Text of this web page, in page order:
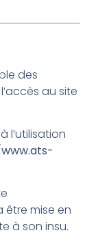
des
au site
l’utilisation
mise en
à son insu.